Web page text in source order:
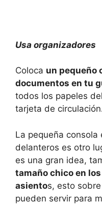
Usa organizadores
Coloca un pequeño
documentos en tu
todos los papeles
tarjeta de
La pequeña
delanteros es otro
es una gran idea,
tamaño chico en
asientos, esto
pueden servir para